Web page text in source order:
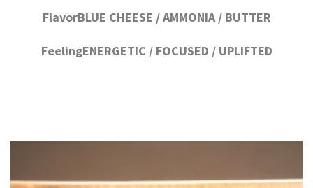
FlavorBLUE CHEESE / AMMONIA / BUTTER
FeelingENERGETIC / FOCUSED / UPLIFTED